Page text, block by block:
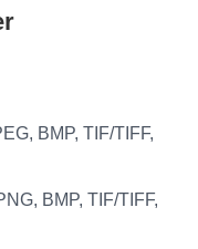
BMP, TIF/TIFF,
BMP, TIF/TIFF,